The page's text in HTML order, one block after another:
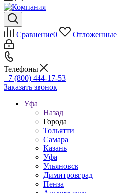
Сравнение0 Отложенные
Телефоны
+7 (800) 444-17-53
Заказать звонок
Уфа
Назад
Города
Тольятти
Самара
Казань
Уфа
Ульяновск
Димитровград
Пенза